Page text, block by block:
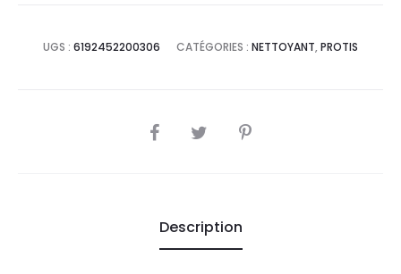
UGS : 6192452200306 CATÉGORIES : NETTOYANT, PROTIS
SHARE
Description